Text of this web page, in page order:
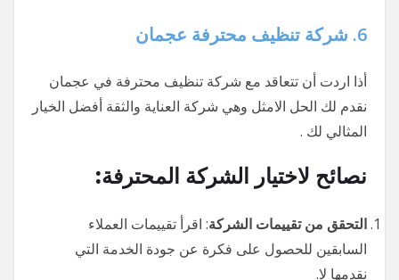
6. شركة تنظيف محترفة عجمان
أذا اردت أن تتعاقد مع شركة تنظيف محترفة في عجمان
نقدم لك الحل الامثل وهي شركة العناية والثقة أفضل الخيار
المثالي لك .
نصائح لاختيار الشركة المحترفة:
التحقق من تقييمات الشركة: اقرأ تقييمات العملاء
السابقين للحصول على فكرة عن جودة الخدمة التي
نقدمها لا.